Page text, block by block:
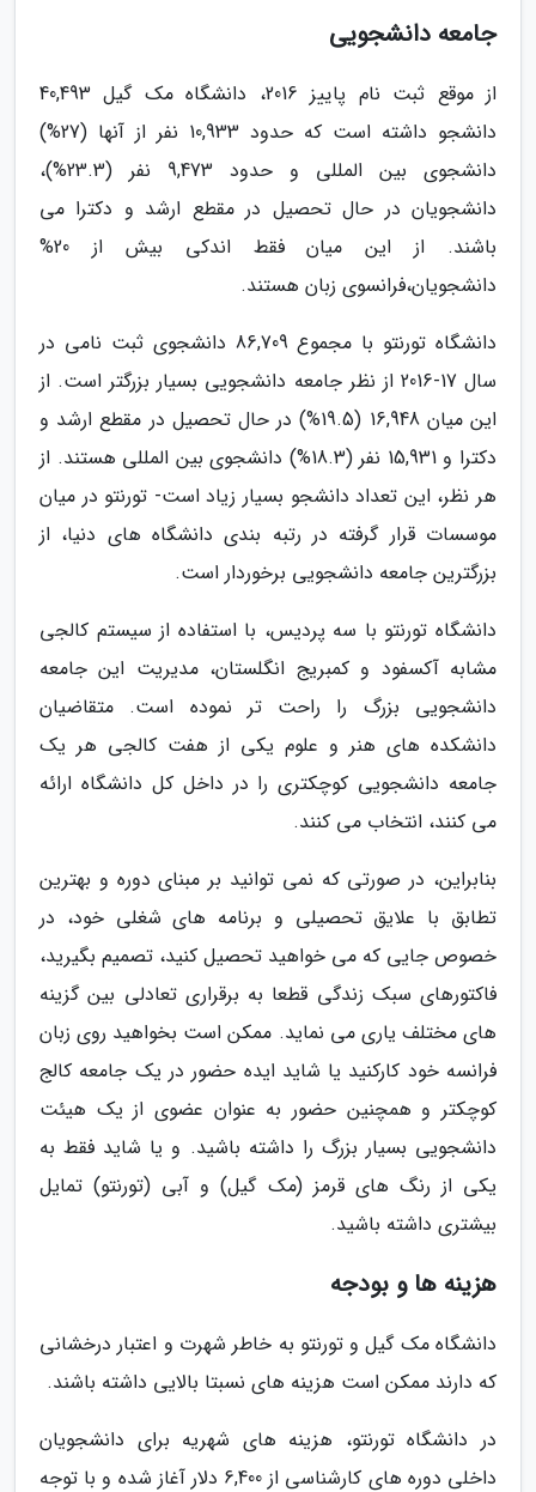
جامعه دانشجویی
از موقع ثبت نام پاییز 2016، دانشگاه مک گیل 40,493
دانشجو داشته است که حدود 10,933 نفر از آنها (27%)
دانشجوی بین المللی و حدود 9,473 نفر (23.3%)،
دانشجویان در حال تحصیل در مقطع ارشد و دکترا می
باشند. از این میان فقط اندکی بیش از 20%
دانشجویان،فرانسوی زبان هستند.
دانشگاه تورنتو با مجموع 86,709 دانشجوی ثبت نامی در
سال 17-2016 از نظر جامعه دانشجویی بسیار بزرگتر است. از
این میان 16,948 (19.5%) در حال تحصیل در مقطع ارشد و
دکترا و 15,931 نفر (18.3%) دانشجوی بین المللی هستند. از
هر نظر، این تعداد دانشجو بسیار زیاد است- تورنتو در میان
موسسات قرار گرفته در رتبه بندی دانشگاه های دنیا، از
بزرگترین جامعه دانشجویی برخوردار است.
دانشگاه تورنتو با سه پردیس، با استفاده از سیستم کالجی
مشابه آکسفود و کمبریج انگلستان، مدیریت این جامعه
دانشجویی بزرگ را راحت تر نموده است. متقاضیان
دانشکده های هنر و علوم یکی از هفت کالجی هر یک
جامعه دانشجویی کوچکتری را در داخل کل دانشگاه ارائه
می کنند، انتخاب می کنند.
بنابراین، در صورتی که نمی توانید بر مبنای دوره و بهترین
تطابق با علایق تحصیلی و برنامه های شغلی خود، در
خصوص جایی که می خواهید تحصیل کنید، تصمیم بگیرید،
فاکتورهای سبک زندگی قطعا به برقراری تعادلی بین گزینه
های مختلف یاری می نماید. ممکن است بخواهید روی زبان
فرانسه خود کارکنید یا شاید ایده حضور در یک جامعه کالج
کوچکتر و همچنین حضور به عنوان عضوی از یک هیئت
دانشجویی بسیار بزرگ را داشته باشید. و یا شاید فقط به
یکی از رنگ های قرمز (مک گیل) و آبی (تورنتو) تمایل
بیشتری داشته باشید.
هزینه ها و بودجه
دانشگاه مک گیل و تورنتو به خاطر شهرت و اعتبار درخشانی
که دارند ممکن است هزینه های نسبتا بالایی داشته باشند.
در دانشگاه تورنتو، هزینه های شهریه برای دانشجویان
داخلی دوره های کارشناسی از 6,400 دلار آغاز شده و با توجه